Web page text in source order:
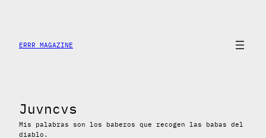
contenido
ERRR MAGAZINE
Juvncvs
Mis palabras son los baberos que recogen las babas del
diablo.